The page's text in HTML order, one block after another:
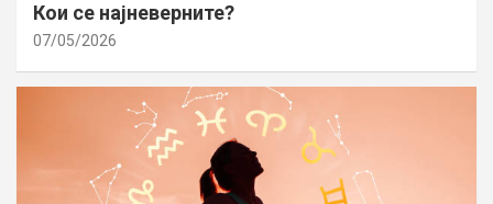
Кои се најневерните?
07/05/2026